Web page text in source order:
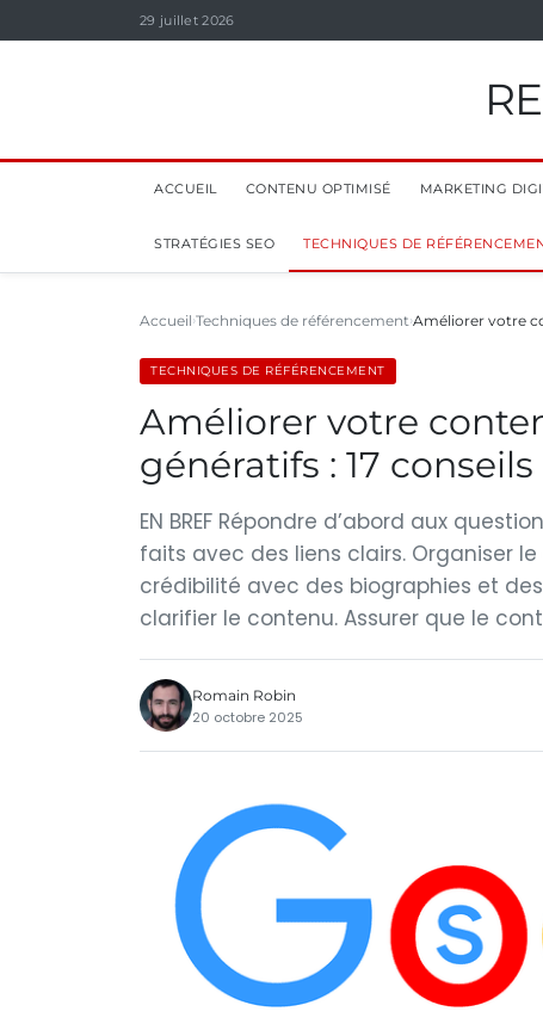
29 juillet 2026
ACCUEIL CONTENU OPTIMISÉ MARKETING
STRATÉGIES SEO TECHNIQUES DE
Accueil Techniques de référencement Améliorer votre
TECHNIQUES DE RÉFÉRENCEMENT
Améliorer votre
génératifs : 17
EN BREF Répondre d’abord aux
faits avec des liens clairs. Organiser
crédibilité avec des biographies et
clarifier le contenu. Assurer que le
Romain Robin
20 octobre 2025